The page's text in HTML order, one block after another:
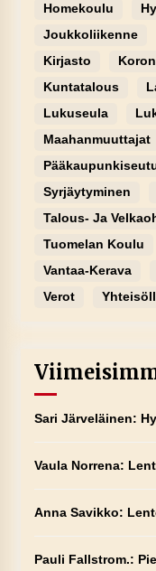
Homekoulu
Joukkoliikenne
Kirjasto
Kuntatalous
Lukuseula
Maahanmuuttajat
Syrjäytyminen
Talous- Ja
Tuomelan Koulu
Vantaa-Kerava
Verot
Sari Järveläinen:
Vaula Norrena:
Anna Savikko:
Pauli Fallstrom.: